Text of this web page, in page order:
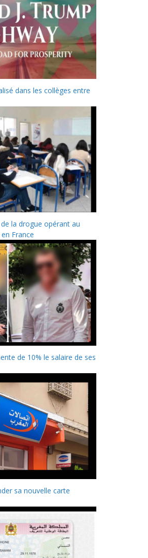
dans les collèges entre
la drogue opérant au
France
de 10% le salaire de ses
sa nouvelle carte